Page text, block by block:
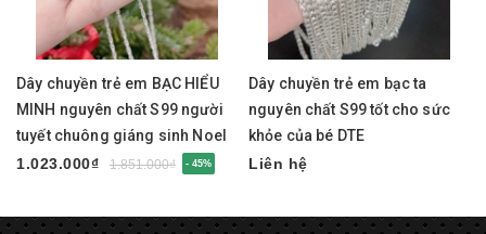
Dây chuyền trẻ em BẠC HIỂU
MINH nguyên chất S99 người
tuyết chuông giáng sinh Noel
DTE086
1.023.000₫ 1.851.000₫ - 45%
Dây chuyền trẻ em bạc ta
nguyên chất S99 tốt cho sức
khỏe của bé DTE
Liên hệ